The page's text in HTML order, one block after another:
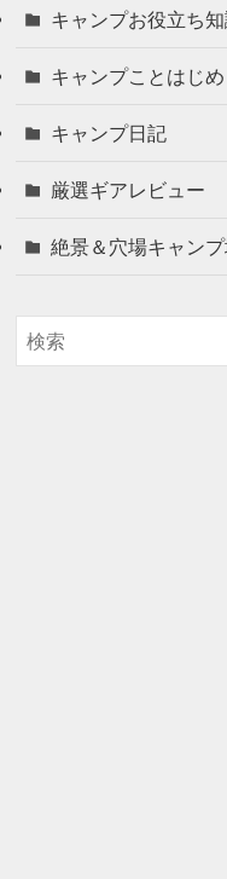
キャンプお役立ち
キャンプことはじめ
キャンプ日記
厳選ギアレビュー
絶景＆穴場キャン